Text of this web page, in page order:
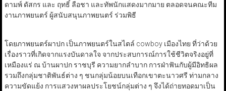
ดามพ์ ดัสกร และ ฤทธิ์ ลือชา และทัพนักแสดงมากมาย ตลอดจนคณะทีม
งานภาพยนตร์ ผู้สนับสนุนภาพยนตร์ ร่วมพิธี
โดยภาพยนตร์ผาปก เป็นภาพยนตร์ในสไตล์ cowboy เมืองไทย ที่ว่าด้วย
เรื่องราวที่เกิดจากแรงบันดาลใจ จากประสบการณ์การใช้ชีวิตจริงอยู่ที่
เหมืองแร่ ณ บ้านผาปก ราชบุรี ความยากลำบาก การฝ่าฟันกับผู้มีอิทธิผล
รวมถึงกลุ่มชาติพันธ์ต่าง ๆ ชนกลุ่มน้อยบนเทือกเขาตะนาวศรี ท่ามกลาง
ความขัดแย้ง การแสวงหาผลประโยชน์กลุ่มต่าง ๆ จึงได้ถ่ายทอดมาเป็น